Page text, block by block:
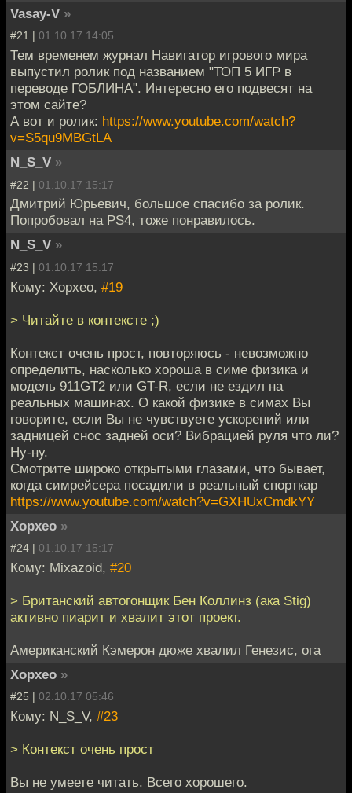
Vasay-V »
#21 | 01.10.17 14:05
Тем временем журнал Навигатор игрового мира
выпустил ролик под названием "ТОП 5 ИГР в
переводе ГОБЛИНА". Интересно его подвесят на
этом сайте?
А вот и ролик: https://www.youtube.com/watch?
v=S5qu9MBGtLA
N_S_V »
#22 | 01.10.17 15:17
Дмитрий Юрьевич, большое спасибо за ролик.
Попробовал на PS4, тоже понравилось.
N_S_V »
#23 | 01.10.17 15:17
Кому: Хорхео, #19
> Читайте в контексте ;)
Контекст очень прост, повторяюсь - невозможно
определить, насколько хороша в симе физика и
модель 911GT2 или GT-R, если не ездил на
реальных машинах. О какой физике в симах Вы
говорите, если Вы не чувствуете ускорений или
задницей снос задней оси? Вибрацией руля что ли?
Ну-ну.
Смотрите широко открытыми глазами, что бывает,
когда симрейсера посадили в реальный спорткар
https://www.youtube.com/watch?v=GXHUxCmdkYY
Хорхео »
#24 | 01.10.17 15:17
Кому: Mixazoid, #20
> Британский автогонщик Бен Коллинз (ака Stig)
активно пиарит и хвалит этот проект.
Американский Кэмерон дюже хвалил Генезис, ога
Хорхео »
#25 | 02.10.17 05:46
Кому: N_S_V, #23
> Контекст очень прост
Вы не умеете читать. Всего хорошего.